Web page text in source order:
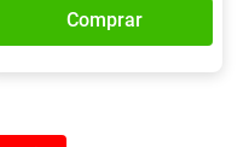
Comprar